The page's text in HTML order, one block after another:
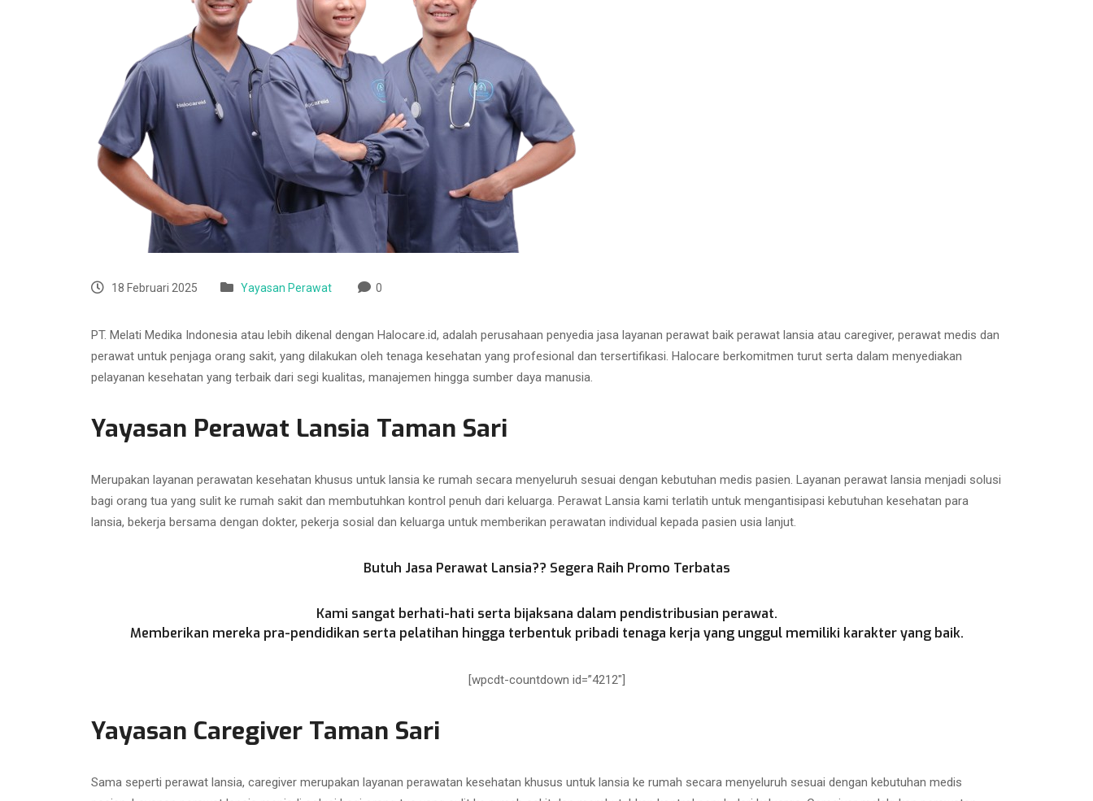
18 Februari 2025 Yayasan Perawat 0
PT. Melati Medika Indonesia atau lebih dikenal dengan Halocare.id, adalah perusahaan penyedia jasa layanan perawat baik perawat lansia atau caregiver, perawat medis dan
perawat untuk penjaga orang sakit, yang dilakukan oleh tenaga kesehatan yang profesional dan tersertifikasi. Halocare berkomitmen turut serta dalam menyediakan
pelayanan kesehatan yang terbaik dari segi kualitas, manajemen hingga sumber daya manusia.
Yayasan Perawat Lansia Taman Sari
Merupakan layanan perawatan kesehatan khusus untuk lansia ke rumah secara menyeluruh sesuai dengan kebutuhan medis pasien. Layanan perawat lansia menjadi solusi
bagi orang tua yang sulit ke rumah sakit dan membutuhkan kontrol penuh dari keluarga. Perawat Lansia kami terlatih untuk mengantisipasi kebutuhan kesehatan para
lansia, bekerja bersama dengan dokter, pekerja sosial dan keluarga untuk memberikan perawatan individual kepada pasien usia lanjut.
Butuh Jasa Perawat Lansia?? Segera Raih Promo Terbatas
Kami sangat berhati-hati serta bijaksana dalam pendistribusian perawat.
Memberikan mereka pra-pendidikan serta pelatihan hingga terbentuk pribadi tenaga kerja yang unggul memiliki karakter yang baik.
[wpcdt-countdown id=”4212″]
Yayasan Caregiver Taman Sari
Sama seperti perawat lansia, caregiver merupakan layanan perawatan kesehatan khusus untuk lansia ke rumah secara menyeluruh sesuai dengan kebutuhan medis